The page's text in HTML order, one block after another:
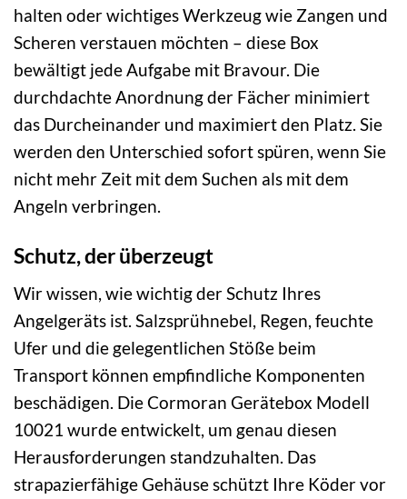
halten oder wichtiges Werkzeug wie Zangen und
Scheren verstauen möchten – diese Box
bewältigt jede Aufgabe mit Bravour. Die
durchdachte Anordnung der Fächer minimiert
das Durcheinander und maximiert den Platz. Sie
werden den Unterschied sofort spüren, wenn Sie
nicht mehr Zeit mit dem Suchen als mit dem
Angeln verbringen.
Schutz, der überzeugt
Wir wissen, wie wichtig der Schutz Ihres
Angelgeräts ist. Salzsprühnebel, Regen, feuchte
Ufer und die gelegentlichen Stöße beim
Transport können empfindliche Komponenten
beschädigen. Die Cormoran Gerätebox Modell
10021 wurde entwickelt, um genau diesen
Herausforderungen standzuhalten. Das
strapazierfähige Gehäuse schützt Ihre Köder vor